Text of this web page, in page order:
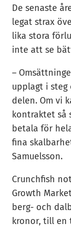
De senaste
legat strax
lika stora
inte att se
–
upplagt i
delen. Om vi
kontraktet så
betala för
fina
Samuelsson.
Crunchfish
Growth
berg- och
kronor, till en